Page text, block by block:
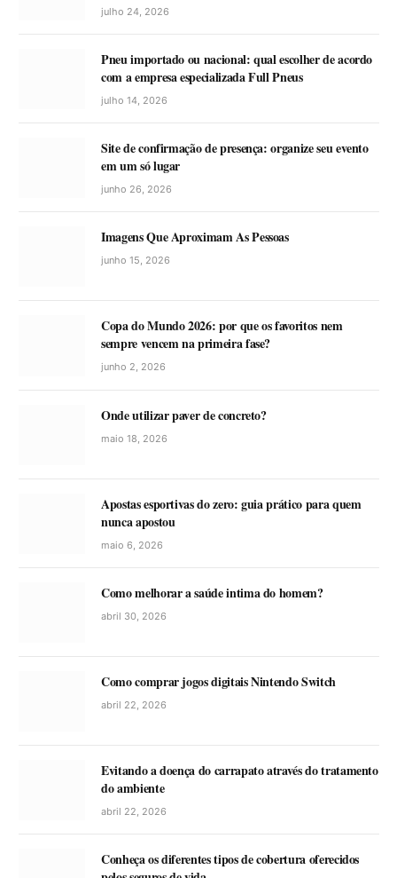
julho 24, 2026
Pneu importado ou nacional: qual escolher de acordo
com a empresa especializada Full Pneus
julho 14, 2026
Site de confirmação de presença: organize seu evento
em um só lugar
junho 26, 2026
Imagens Que Aproximam As Pessoas
junho 15, 2026
Copa do Mundo 2026: por que os favoritos nem
sempre vencem na primeira fase?
junho 2, 2026
Onde utilizar paver de concreto?
maio 18, 2026
Apostas esportivas do zero: guia prático para quem
nunca apostou
maio 6, 2026
Como melhorar a saúde intima do homem?
abril 30, 2026
Como comprar jogos digitais Nintendo Switch
abril 22, 2026
Evitando a doença do carrapato através do tratamento
do ambiente
abril 22, 2026
Conheça os diferentes tipos de cobertura oferecidos